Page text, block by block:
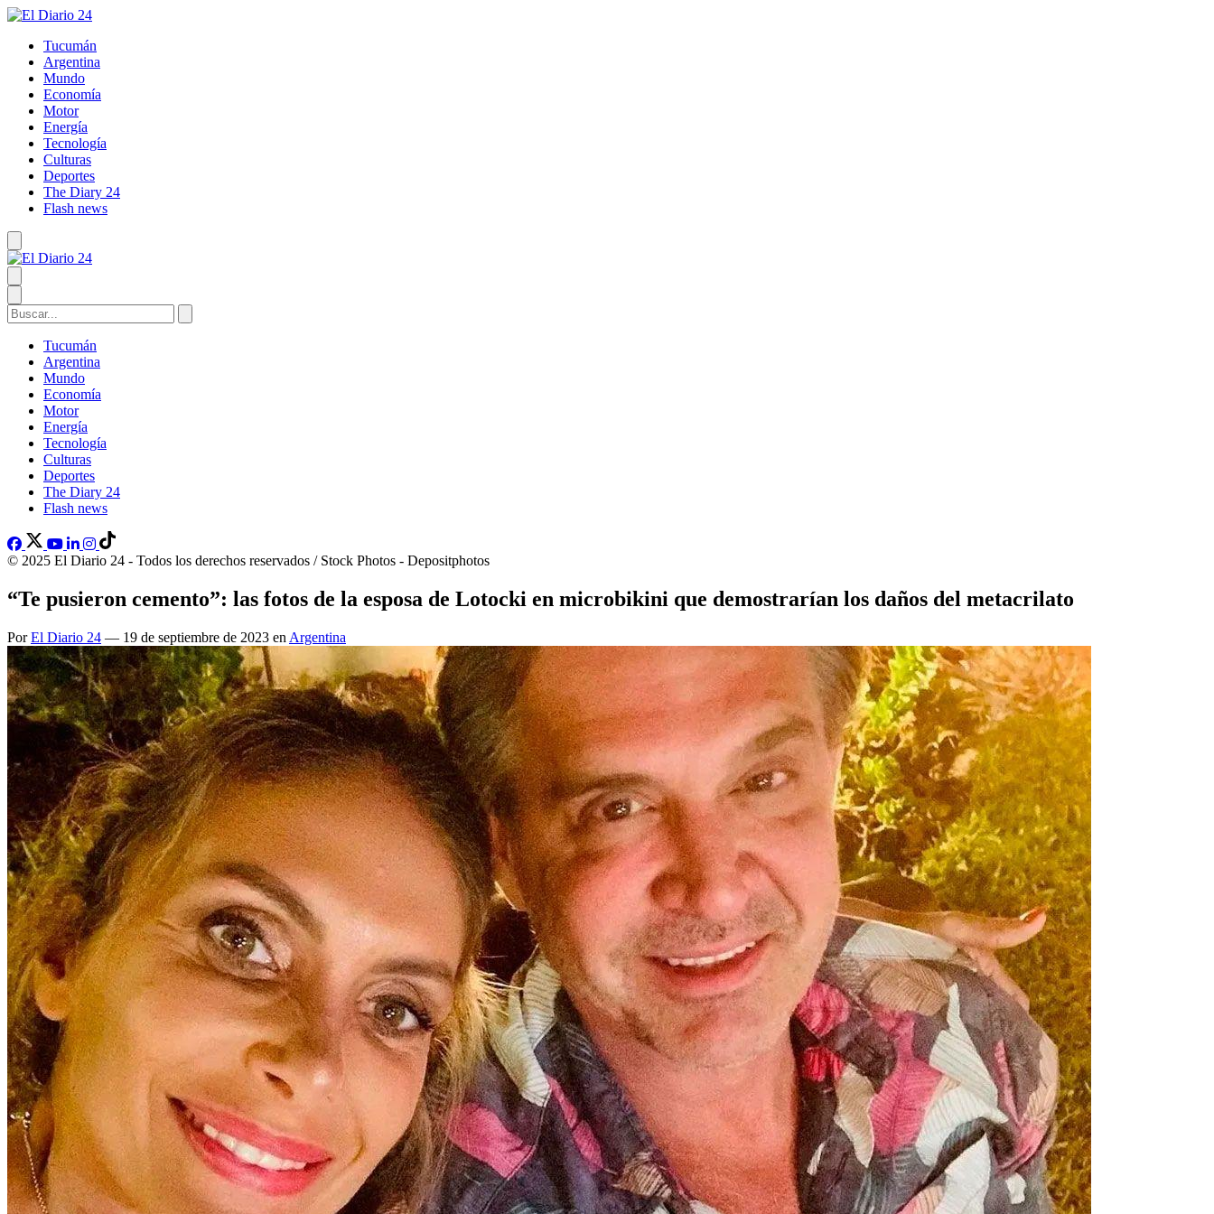
Tucumán
Argentina
Mundo
Economía
Motor
Energía
Tecnología
Culturas
Deportes
The Diary 24
Flash news
Tucumán
Argentina
Mundo
Economía
Motor
Energía
Tecnología
Culturas
Deportes
The Diary 24
Flash news
© 2025 El Diario 24 - Todos los derechos reservados / Stock Photos - Depositphotos
“Te pusieron cemento”: las fotos de la esposa de Lotocki en microbikini que demostrarían los daños del metacrilato
PorEl Diario 24 — 19 de septiembre de 2023 en Argentina